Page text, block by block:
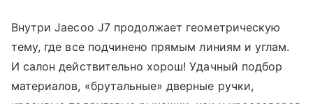
Внутри Jaecoo J7 продолжает геометрическую
тему, где все подчинено прямым линиям и углам.
И салон действительно хорош! Удачный подбор
материалов, «брутальные» дверные ручки,